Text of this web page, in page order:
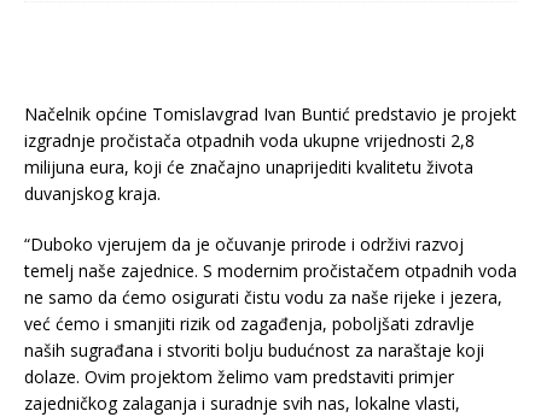
Načelnik općine Tomislavgrad Ivan Buntić predstavio je projekt
izgradnje pročistača otpadnih voda ukupne vrijednosti 2,8
milijuna eura, koji će značajno unaprijediti kvalitetu života
duvanjskog kraja.
“Duboko vjerujem da je očuvanje prirode i održivi razvoj
temelj naše zajednice. S modernim pročistačem otpadnih voda
ne samo da ćemo osigurati čistu vodu za naše rijeke i jezera,
već ćemo i smanjiti rizik od zagađenja, poboljšati zdravlje
naših sugrađana i stvoriti bolju budućnost za naraštaje koji
dolaze. Ovim projektom želimo vam predstaviti primjer
zajedničkog zalaganja i suradnje svih nas, lokalne vlasti,